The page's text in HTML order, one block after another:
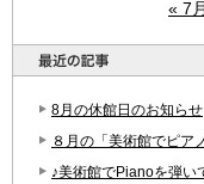
« 7月
8月の休館日のお知らせ
８月の「美術館でピア
♪美術館でPianoを弾い